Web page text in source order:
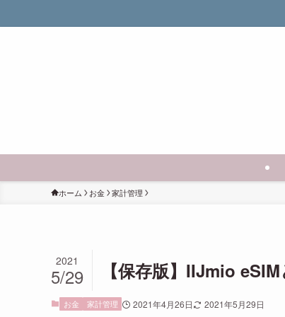
ホーム お金 家計管理
【保存版】IIJmio
2021
5/29
お金 家計管理 2021年4月26日 2021年5月29日